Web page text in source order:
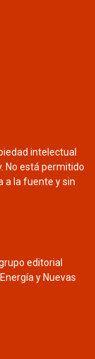
intelectual
No está permitido
a la fuente y sin
editorial
y Nuevas